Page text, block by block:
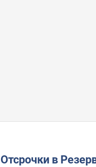
Отсрочки в